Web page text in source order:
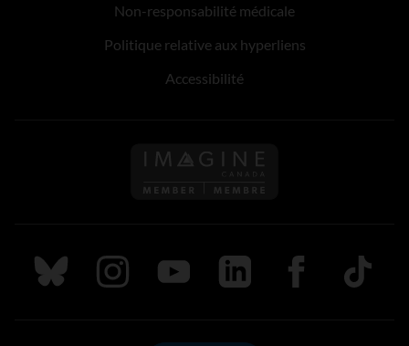
Non-responsabilité médicale
Politique relative aux hyperliens
Accessibilité
Suivez nous sur Bluesky
Suivez nous sur Instagram
Suivez nous sur Youtube
Suivez nous sur LinkedIn
Suivez nous sur
TikTok